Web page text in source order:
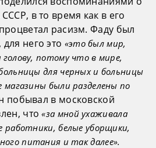
в то время как в его
расизм. Фаду был
него это «это был мир,
потому что в мире,
для черных и больницы
магазины были разделены по
побывал в московской
что«за мной ухаживала
работники, белые уборщики,
питания и так далее».